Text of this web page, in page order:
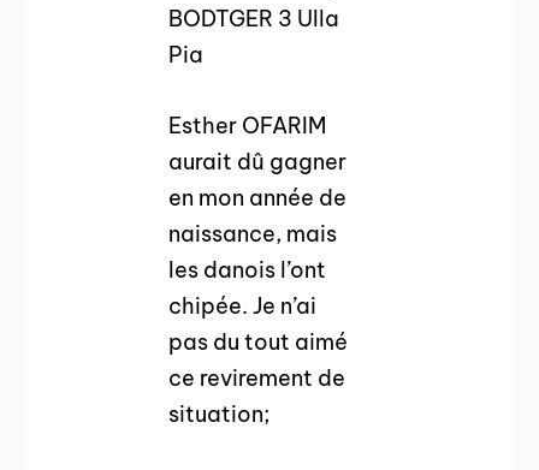
BODTGER 3 Ulla
Pia
Esther OFARIM
aurait dû gagner
en mon année de
naissance, mais
les danois l’ont
chipée. Je n’ai
pas du tout aimé
ce revirement de
situation;